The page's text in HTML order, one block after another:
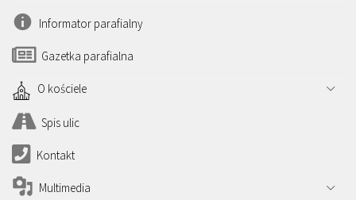
Informator parafialny
Gazetka parafialna
O kościele
Spis ulic
Kontakt
Multimedia